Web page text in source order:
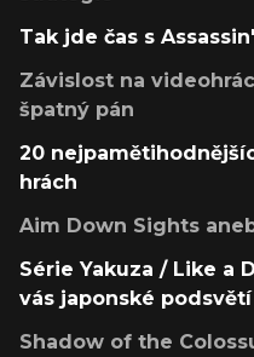
Tak jde čas s
Závislost na
špatný pán
20
hrách
Aim Down Sights
Série Yakuza / Like a
vás japonské
Shadow of the